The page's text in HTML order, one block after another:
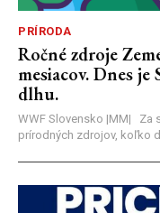
PRÍRODA
Ročné zdroje
mesiacov. Dnes
dlhu.
WWF Slovensko |MM| Za
prírodných zdrojov, koľko